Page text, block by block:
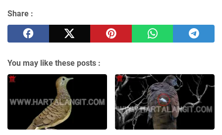
Share :
You may like these posts :